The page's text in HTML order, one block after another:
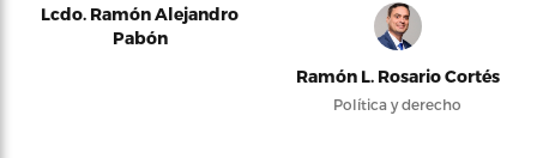
Lcdo. Ramón Alejandro
Pabón
Ramón L. Rosario Cortés
Política y derecho